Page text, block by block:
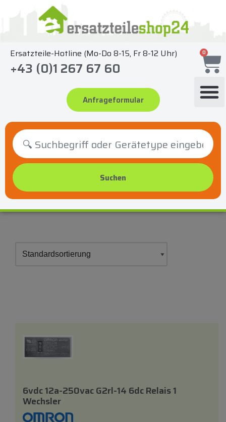
springen
Ersatzteile-Hotline (Mo-Do 8-15, Fr 8-12 Uhr)
+43 (0)1 267 67 60
Anfrageformular
0
6vdc 12a-250vac G2rl-14 6dc Relais 1
Wechsler